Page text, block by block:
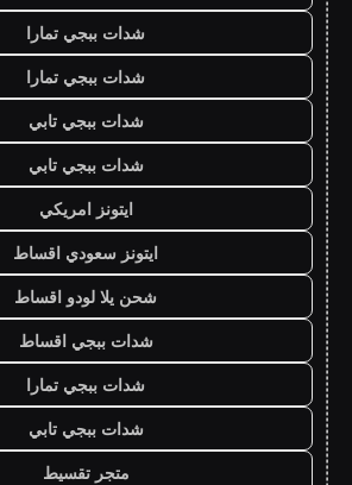
شدات ببجي تمارا
شدات ببجي تمارا
شدات ببجي تابي
شدات ببجي تابي
ايتونز امريكي
ايتونز سعودي اقساط
شحن يلا لودو اقساط
شدات ببجي اقساط
شدات ببجي تمارا
شدات ببجي تابي
متجر تقسيط